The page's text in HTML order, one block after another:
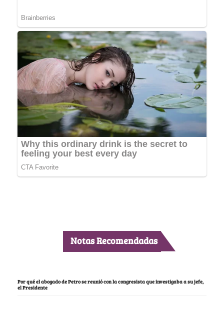
Notas Recomendadas
Por qué el abogado de Petro se reunió con la congresista que investigaba a su jefe,
el Presidente